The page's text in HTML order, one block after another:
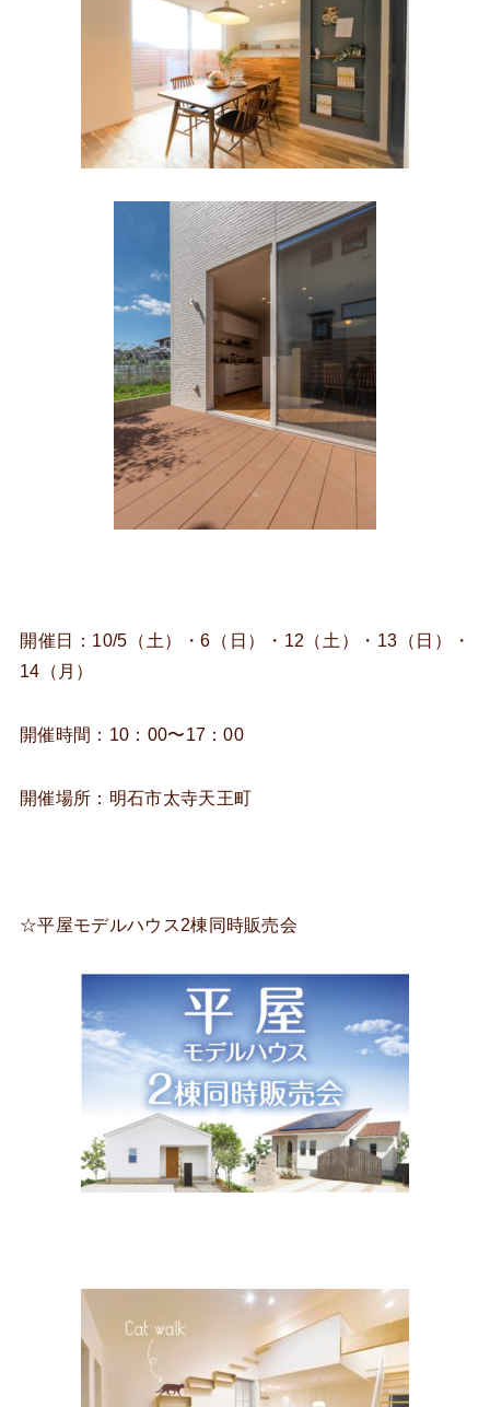
開催日：10/5（土）・6（日）・12（土）・13（日）・
14（月）
開催時間：10：00〜17：00
開催場所：明石市太寺天王町
☆平屋モデルハウス2棟同時販売会